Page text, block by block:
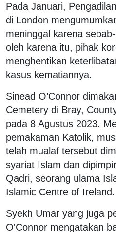
Pada Januari,
di London
meninggal karena
oleh karena itu, pihak
menghentikan
kasus kematiannya.
Sinead O’Connor
Cemetery di Bray,
pada 8 Agustus 2023.
pemakaman Katolik,
telah mualaf tersebut
syariat Islam dan
Qadri, seorang ulama
Islamic Centre of Ireland.
Syekh Umar yang juga
O'Connor mengatakan